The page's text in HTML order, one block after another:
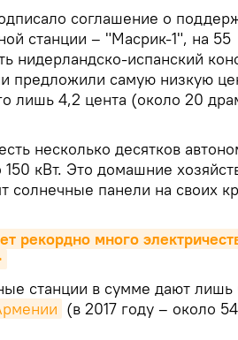
соглашение о
станции – "Масрик-1", на 55
нидерландско-испанский
предложили самую низкую
лишь 4,2 цента (около 20
несколько десятков
кВт. Это домашние
солнечные панели на своих
рекордно много
станции в сумме дают
(в 2017 году – около